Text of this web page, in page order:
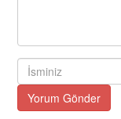
Yorum Gönder